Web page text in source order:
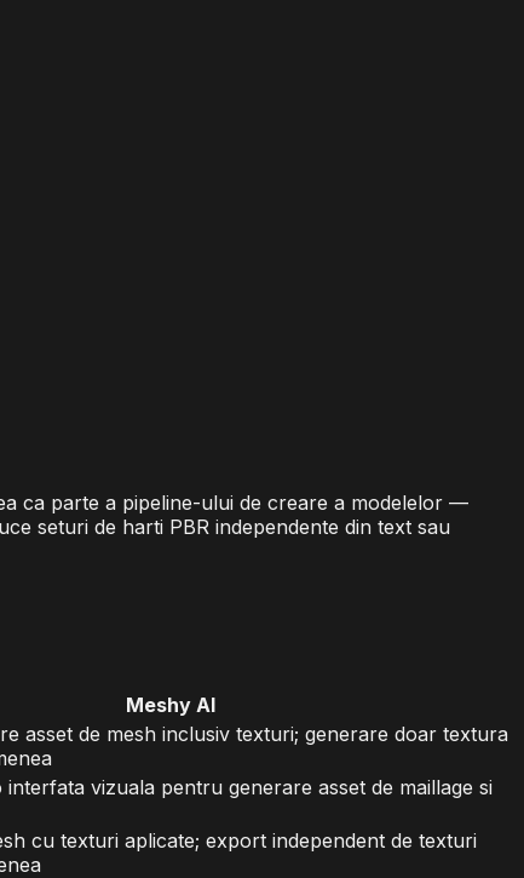
ca parte a pipeline-ului de creare a modelelor —
seturi de harti PBR independente din text sau
Meshy AI
asset de mesh inclusiv texturi; generare doar textura
vizuala pentru generare asset de maillage si
cu texturi aplicate; export independent de texturi